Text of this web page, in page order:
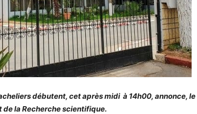
débutent, cet après midi à 14h00, annonce, le
de la Recherche scientifique.